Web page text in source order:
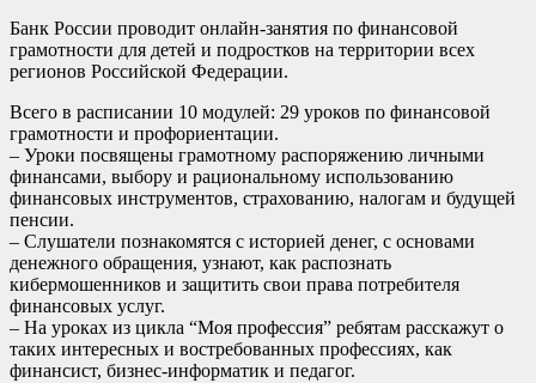
Банк России проводит онлайн-занятия по финансовой
грамотности для детей и подростков на территории всех
регионов Российской Федерации.
Всего в расписании 10 модулей: 29 уроков по финансовой
грамотности и профориентации.
– Уроки посвящены грамотному распоряжению личными
финансами, выбору и рациональному использованию
финансовых инструментов, страхованию, налогам и будущей
пенсии.
– Слушатели познакомятся с историей денег, с основами
денежного обращения, узнают, как распознать
кибермошенников и защитить свои права потребителя
финансовых услуг.
– На уроках из цикла “Моя профессия” ребятам расскажут о
таких интересных и востребованных профессиях, как
финансист, бизнес-информатик и педагог.